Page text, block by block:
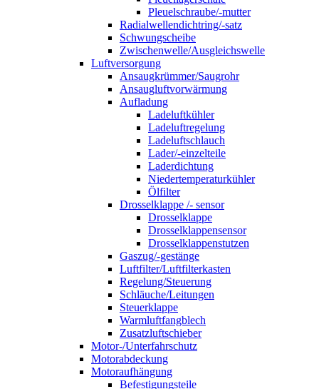
Pleuelschraube/-mutter
Radialwellendichtring/-satz
Schwungscheibe
Zwischenwelle/Ausgleichswelle
Luftversorgung
Ansaugkrümmer/Saugrohr
Ansaugluftvorwärmung
Aufladung
Ladeluftkühler
Ladeluftregelung
Ladeluftschlauch
Lader/-einzelteile
Laderdichtung
Niedertemperaturkühler
Ölfilter
Drosselklappe /- sensor
Drosselklappe
Drosselklappensensor
Drosselklappenstutzen
Gaszug/-gestänge
Luftfilter/Luftfilterkasten
Regelung/Steuerung
Schläuche/Leitungen
Steuerklappe
Warmluftfangblech
Zusatzluftschieber
Motor-/Unterfahrschutz
Motorabdeckung
Motoraufhängung
Befestigungsteile